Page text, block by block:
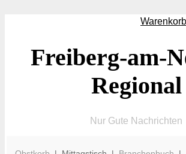
Warenkorb
Freiberg-am-
Regional
Nur Gute Nachrichten